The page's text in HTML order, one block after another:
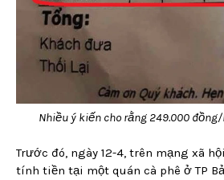
Nhiều ý kiến cho rằng 249.000
Trước đó, ngày 12-4, trên mạng xã
tính tiền tại một quán cà phê ở TP